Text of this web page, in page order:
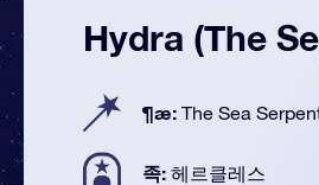
Hydra (The
¶æ: The Sea
족: 헤르클레스